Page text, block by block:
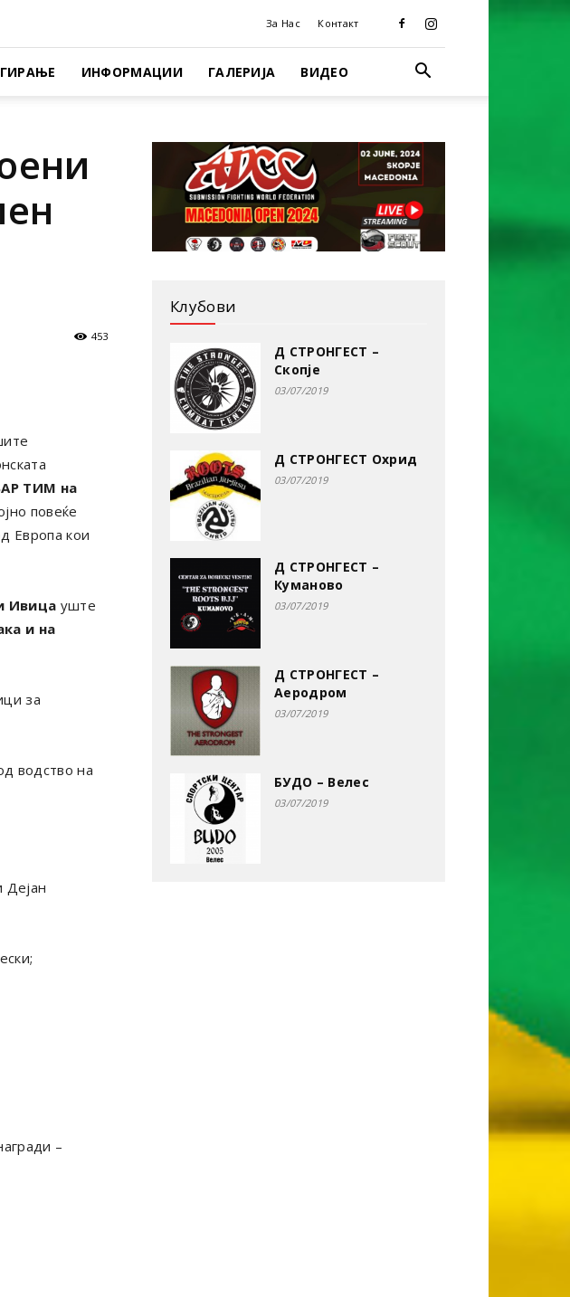
За Нас Контакт
ИНФОРМАЦИИ ГАЛЕРИЈА ВИДЕО
453
ТИМ на
повеќе
Европа кои
Ивица уште
и на
за
водство на
Дејан
–
Клубови
Д СТРОНГЕСТ –
Скопје
03/07/2019
Д СТРОНГЕСТ Охрид
03/07/2019
Д СТРОНГЕСТ –
Куманово
03/07/2019
Д СТРОНГЕСТ –
Аеродром
03/07/2019
БУДО – Велес
03/07/2019